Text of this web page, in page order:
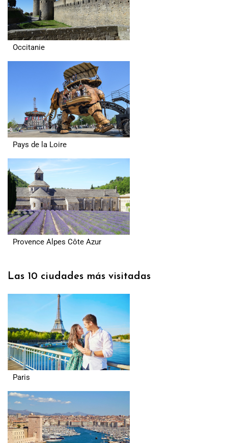
Occitanie
Pays de la Loire
Provence Alpes Côte Azur
Las 10 ciudades más visitadas
Paris